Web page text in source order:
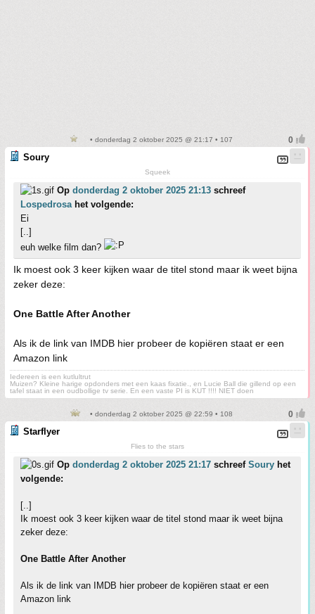
• donderdag 2 oktober 2025 @ 21:17 • 107
Soury
Squeek
Op donderdag 2 oktober 2025 21:13 schreef
Lospedrosa het volgende:
Ei
[..]
euh welke film dan?
Ik moest ook 3 keer kijken waar de titel stond maar ik weet bijna
zeker deze:
One Battle After Another
Als ik de link van IMDB hier probeer de kopiëren staat er een
Amazon link
Iedereen is een kutlultrut
Muizen? Kleine harige opdonders met een kaas fixatie., en Lucie Ball die gillend op een
tafel staat in een oudbollige tv serie. En een vaste PI is KUT !!!! NIET doen
• donderdag 2 oktober 2025 @ 22:59 • 108
Starflyer
Flies to the stars
Op donderdag 2 oktober 2025 21:17 schreef Soury het
volgende:
[..]
Ik moest ook 3 keer kijken waar de titel stond maar ik weet bijna
zeker deze:
One Battle After Another
Als ik de link van IMDB hier probeer de kopiëren staat er een
Amazon link